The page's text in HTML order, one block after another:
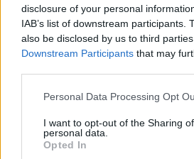
disclosure of your personal
IAB’s list of downstream participants.
also be disclosed by us to third
Downstream Participants that may
Please note that this website/app
not limited to your visit or usage
grant or deny consent to Google and
use your data for below specified
Personal Data Processing Opt
I want to opt-out of the Sharing
personal data.
Opted In
Institute, το οποίο διοργάνωσε τη
με τη Li Auto, περιέγραψε το crash